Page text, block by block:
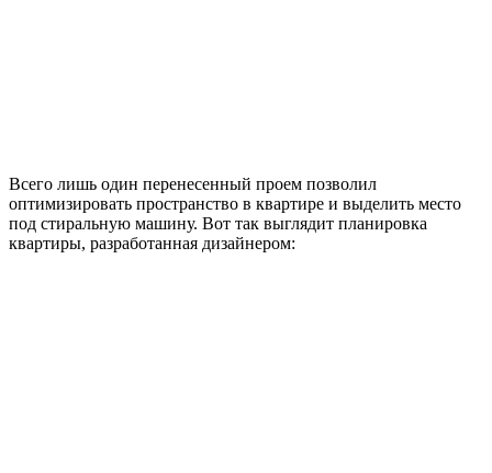
Всего лишь один перенесенный проем позволил
оптимизировать пространство в квартире и выделить место
под стиральную машину. Вот так выглядит планировка
квартиры, разработанная дизайнером: